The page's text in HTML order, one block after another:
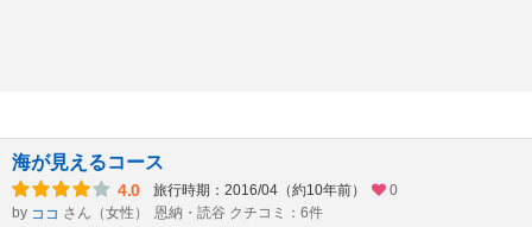
海が見えるコース
4.0 旅行時期：2016/04（約10年前）
0
by ココ さん（女性） 恩納・読谷 クチコミ：6件